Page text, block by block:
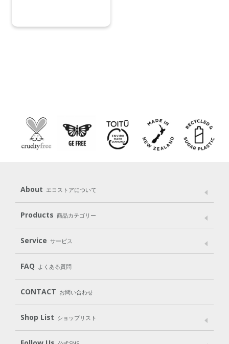
About エコストアについて
メッセージ ブランドストーリー
パッケージへのこだわり
動物実験をしない
Products 商品カテゴリー
Laundry
Body（ボディ） Hair（ヘア） Oral care（オーラルケア）
Goods （グッズ）
Gift set
Service サービス
User Guide
Subscription（定期便）
FAQ よくある質問
CONTACT お問い合わせ
Shop List ショップリスト
Shop List